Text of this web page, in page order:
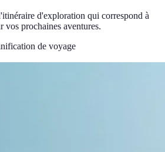
d'exploration qui correspond à
vos prochaines aventures.
de voyage